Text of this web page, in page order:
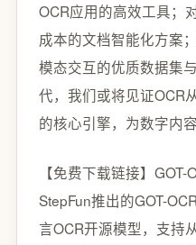
OCR应用的高效工具；
成本的文档智能化方案
模态交互的优质数据集
代，我们或将见证OCR
的核心引擎，为数字内
【免费下载链接】GOT-
StepFun推出的GOT-
言OCR开源模型，支持